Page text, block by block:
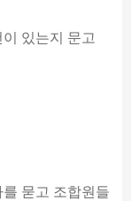
있는지 문고
묻고 조합원들